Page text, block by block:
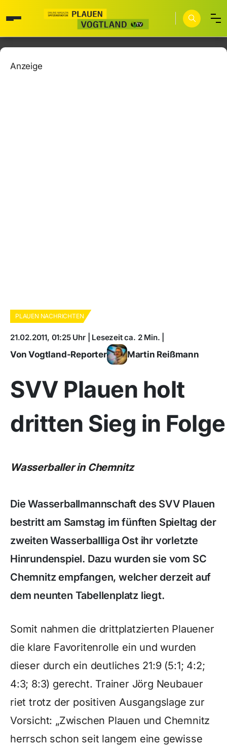
Anzeige
PLAUEN NACHRICHTEN
21.02.2011, 01:25 Uhr | Lesezeit ca. 2 Min. |
Von Vogtland-Reporter Martin Reißmann
SVV Plauen holt
dritten Sieg in Folge
Wasserballer in Chemnitz
Die Wasserballmannschaft des SVV Plauen
bestritt am Samstag im fünften Spieltag der
zweiten Wasserballliga Ost ihr vorletzte
Hinrundenspiel. Dazu wurden sie vom SC
Chemnitz empfangen, welcher derzeit auf
dem neunten Tabellenplatz liegt.
Somit nahmen die drittplatzierten Plauener
die klare Favoritenrolle ein und wurden
dieser durch ein deutliches 21:9 (5:1; 4:2;
4:3; 8:3) gerecht. Trainer Jörg Neubauer
riet trotz der positiven Ausgangslage zur
Vorsicht: „Zwischen Plauen und Chemnitz
herrsch schon seit langem eine gewisse